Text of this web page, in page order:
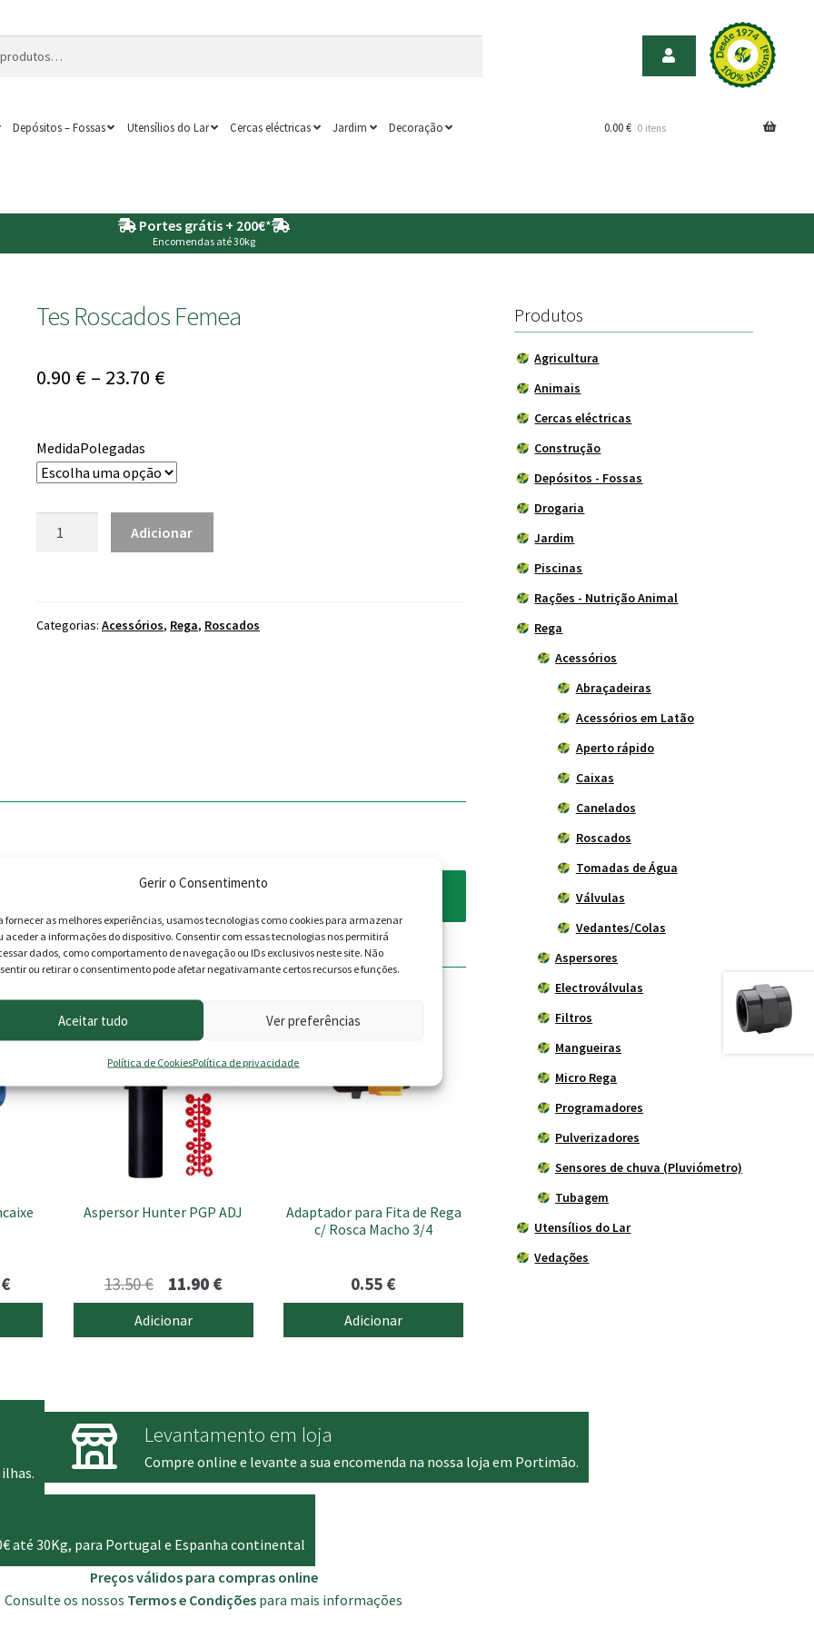
Gerir o Consentimento
fornecer as melhores experiências, usamos tecnologias como cookies para armazenar
aceder a informações do dispositivo. Consentir com essas tecnologias nos permitirá
dados, como comportamento de navegação ou IDs exclusivos neste site. Não
ou retirar o consentimento pode afetar negativamante certos recursos e funções.
Aceitar tudo Ver preferências
Política de CookiesPolítica de privacidade
Depósitos – Fossas Utensílios do Lar Cercas eléctricas Jardim Decoração 0.00€ 0 itens
Portes grátis + 200€*
Encomendas até 30kg
Tes Roscados Femea
0.90 € – 23.70 €Price
through
23.70 €
MedidaPolegadas
Adicionar
Categorias: Acessórios, Rega, Roscados
podem deixar opinião.
€
range:
0.75 €
Aspersor Hunter PGP ADJ
13.50€
preço
original
11.90 €O
preço
atual
Adicionar
Adaptador para Fita de Rega
c/ Rosca Macho 3/4
0.55 €
Adicionar
Produtos
Agricultura
Animais
Cercas eléctricas
Construção
Depósitos - Fossas
Drogaria
Jardim
Piscinas
Rações - Nutrição Animal
Rega
Acessórios
Abraçadeiras
Acessórios em Latão
Aperto rápido
Caixas
Canelados
Roscados
Tomadas de Água
Válvulas
Vedantes/Colas
Aspersores
Electroválvulas
Filtros
Mangueiras
Micro Rega
Programadores
Pulverizadores
Sensores de chuva (Pluviómetro)
Tubagem
Utensílios do Lar
Vedações
Levantamento em loja
Compre online e levante a sua encomenda na nossa loja em Portimão.
até 30Kg, para Portugal e Espanha continental
Preços válidos para compras online
Consulte os nossos Termos e Condições para mais informações